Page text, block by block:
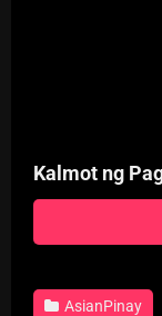
Kalmot ng
AsianPinay